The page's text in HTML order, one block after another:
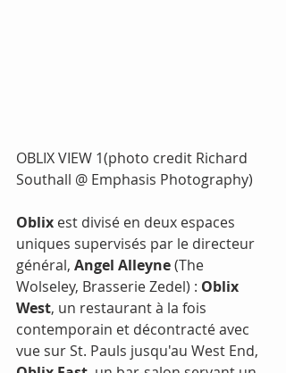
OBLIX VIEW 1(photo credit Richard
Southall @ Emphasis Photography)
Oblix est divisé en deux espaces
uniques supervisés par le directeur
général, Angel Alleyne (The
Wolseley, Brasserie Zedel) : Oblix
West, un restaurant à la fois
contemporain et décontracté avec
vue sur St. Pauls jusqu'au West End,